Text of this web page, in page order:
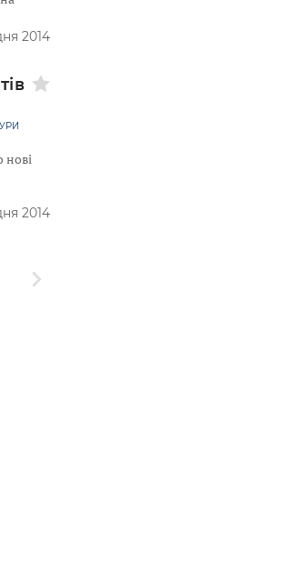
2014
нові
2014